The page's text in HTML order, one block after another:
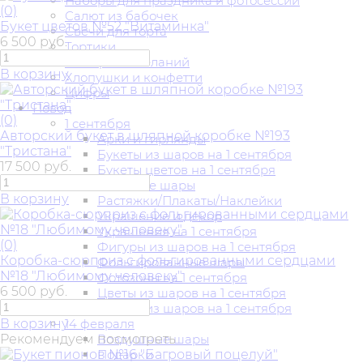
Салют из бабочек
Свечи для торта
Тортики
Фонарики желаний
Хлопушки и конфетти
Цифры
Повод
1 сентября
Арки и гирлянды
Букеты из шаров на 1 сентября
Букеты цветов на 1 сентября
Гелиевые шары
Растяжки/Плакаты/Наклейки
Украшение и декор
Украшения на 1 сентября
Фигуры из шаров на 1 сентября
Фольгированные шары
Фотозоны на 1 сентября
Цветы из шаров на 1 сентября
Цифры из шаров на 1 сентября
14 февраля
Воздушные шары
Подарки
(0)
Букет цветов №52 "Витаминка"
6 500 руб.
В корзину
(0)
Авторский букет в шляпной коробке №193
"Тристана"
17 500 руб.
В корзину
(0)
Коробка-сюрприз с фольгированными сердцами
№18 "Любимому человеку"
6 500 руб.
В корзину
Рекомендуем посмотреть